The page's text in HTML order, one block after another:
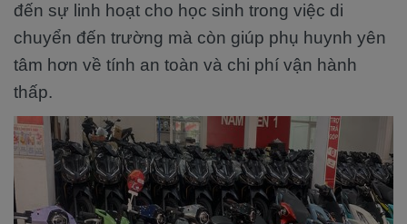
đến sự linh hoạt cho học sinh trong việc di
chuyển đến trường mà còn giúp phụ huynh yên
tâm hơn về tính an toàn và chi phí vận hành
thấp.